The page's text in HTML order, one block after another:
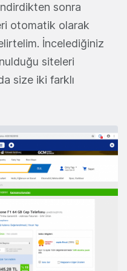
sonra
otomatik olarak
İncelediğiniz
siteleri
size iki farklı